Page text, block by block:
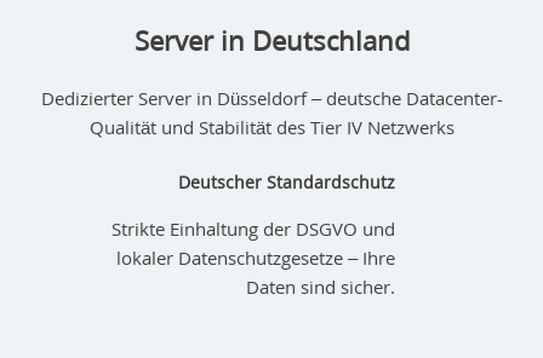
Server in Deutschland
Dedizierter Server in Düsseldorf – deutsche Datacenter-
Qualität und Stabilität des Tier IV Netzwerks
Deutscher Standardschutz
Strikte Einhaltung der DSGVO und
lokaler Datenschutzgesetze – Ihre
Daten sind sicher.